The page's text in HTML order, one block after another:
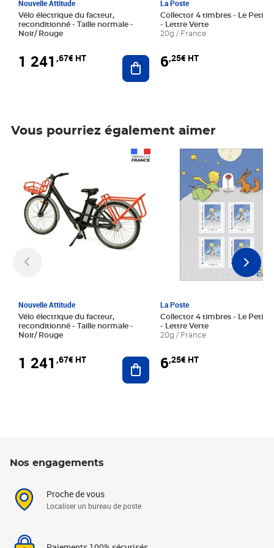
Nouvelle Attitude
Vélo électrique du facteur,
reconditionné - Taille normale -
Noir/ Rouge
1 241 ,67€ HT Ajouter au panier
La Poste
Collector 4 timbres - Le Petit
- Lettre Verte
20g / France
6,25€ HT
Vous pourriez également aimer
Nouvelle Attitude
Vélo électrique du facteur,
reconditionné - Taille normale -
Noir/ Rouge
1 241 ,67€ HT Ajouter au panier
La Poste
Collector 4 timbres - Le Petit
- Lettre Verte
20g / France
6,25€ HT
Prix 6,25€ HT
Nos engagements
Proche de vous
Localiser un bureau de poste